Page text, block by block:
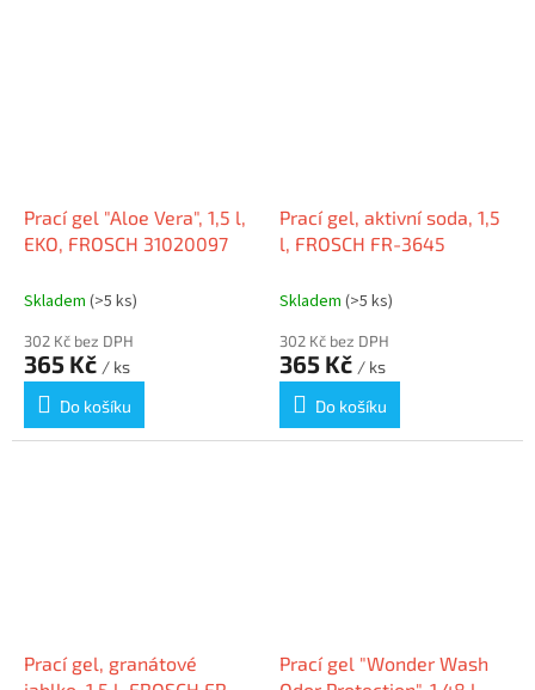
Prací gel "Aloe Vera", 1,5 l,
EKO, FROSCH 31020097
Skladem (>5 ks)
302 Kč bez DPH
365 Kč / ks
Do košíku
Prací gel, aktivní soda, 1,5
l, FROSCH FR-3645
Skladem (>5 ks)
302 Kč bez DPH
365 Kč / ks
Do košíku
Prací gel, granátové
Prací gel "Wonder Wash